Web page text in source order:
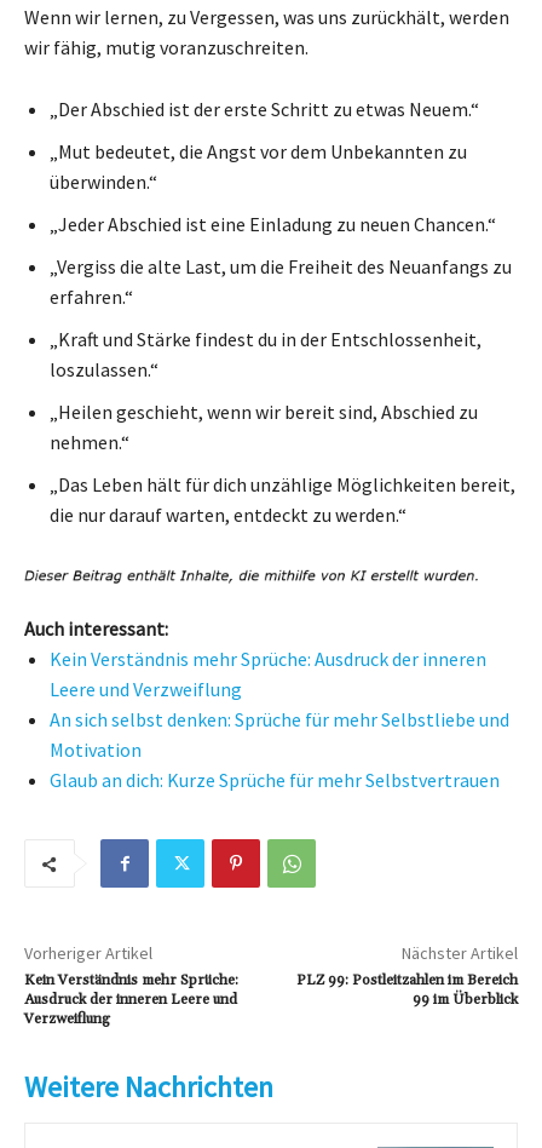
Wenn wir lernen, zu Vergessen, was uns zurückhält, werden
wir fähig, mutig voranzuschreiten.
„Der Abschied ist der erste Schritt zu etwas Neuem.“
„Mut bedeutet, die Angst vor dem Unbekannten zu
überwinden.“
„Jeder Abschied ist eine Einladung zu neuen Chancen.“
„Vergiss die alte Last, um die Freiheit des Neuanfangs zu
erfahren.“
„Kraft und Stärke findest du in der Entschlossenheit,
loszulassen.“
„Heilen geschieht, wenn wir bereit sind, Abschied zu
nehmen.“
„Das Leben hält für dich unzählige Möglichkeiten bereit,
die nur darauf warten, entdeckt zu werden.“
Auch interessant:
Kein Verständnis mehr Sprüche: Ausdruck der inneren
Leere und Verzweiflung
An sich selbst denken: Sprüche für mehr Selbstliebe und
Motivation
Glaub an dich: Kurze Sprüche für mehr Selbstvertrauen
Vorheriger Artikel
Kein Verständnis mehr Sprüche:
Ausdruck der inneren Leere und
Verzweiflung
Nächster Artikel
PLZ 99: Postleitzahlen im Bereich
99 im Überblick
Weitere Nachrichten